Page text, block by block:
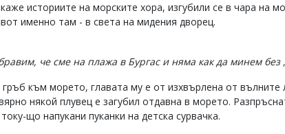
историите на морските хора, изгубили се в чара на
именно там - в света на мидения дворец.
че сме на плажа в Бургас и няма как да минем без
към морето, главата му е от изхвърлена от вълните
някой плувец е загубил отдавна в морето.
що напукани пуканки на детска сурвачка.